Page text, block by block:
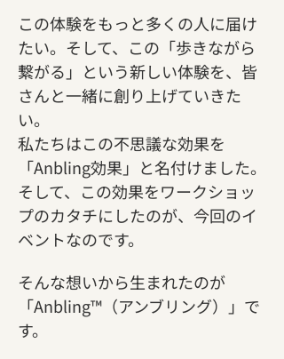
この体験をもっと多くの人に届け
たい。そして、この「歩きながら
繋がる」という新しい体験を、皆
さんと一緒に創り上げていきた
い。
私たちはこの不思議な効果を
「Anbling効果」と名付けました。
そして、この効果をワークショッ
プのカタチにしたのが、今回のイ
ベントなのです。
そんな想いから生まれたのが
「Anbling™（アンブリング）」で
す。